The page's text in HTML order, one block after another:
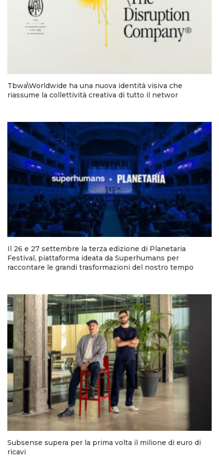
Tbwa\Worldwide ha una nuova identità visiva che
riassume la collettività creativa di tutto il networ
Il 26 e 27 settembre la terza edizione di Planetaria
Festival, piattaforma ideata da Superhumans per
raccontare le grandi trasformazioni del nostro tempo
Subsense supera per la prima volta il milione di euro di
ricavi